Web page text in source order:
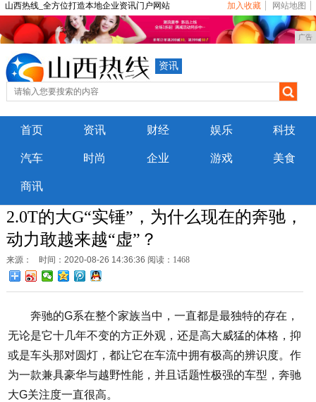
山西热线_全方位打造本地企业资讯门户网站 加入收藏 网站地图
广告
资讯
首页 资讯 财经 娱乐 科技
汽车 时尚 企业 游戏 美食
商讯
2.0T的大G“实锤”，为什么现在的奔驰，
动力敢越来越“虚”？
来源： 时间：2020-08-26 14:36:36 阅读：1468
奔驰的G系在整个家族当中，一直都是最独特的存在，
无论是它十几年不变的方正外观，还是高大威猛的体格，抑
或是车头那对圆灯，都让它在车流中拥有极高的辨识度。作
为一款兼具豪华与越野性能，并且话题性极强的车型，奔驰
大G关注度一直很高。